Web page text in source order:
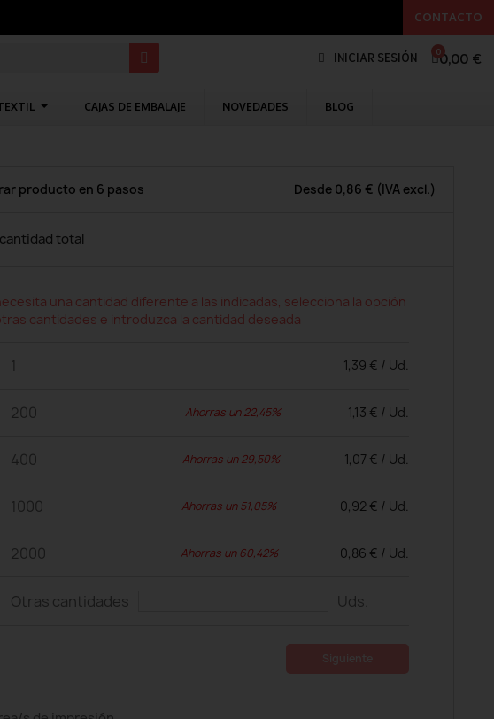
CONTACTO
INICIAR SESIÓN 0,00 €
CAJAS DE EMBALAJE NOVEDADES BLOG
producto en 6 pasos Desde 0,86 € (IVA excl.)
cantidad total
una cantidad diferente a las indicadas, selecciona la opción
cantidades e introduzca la cantidad deseada
1 1,39 € / Ud.
200 Ahorras un 22,45% 1,13 € / Ud.
400 Ahorras un 29,50% 1,07 € / Ud.
1000 Ahorras un 51,05% 0,92 € / Ud.
2000 Ahorras un 60,42% 0,86 € / Ud.
Otras cantidades Uds.